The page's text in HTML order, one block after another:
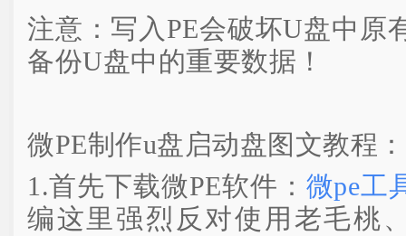
注意：写入PE会破坏U盘中原
备份U盘中的重要数据！
微PE制作u盘启动盘图文教程：
1.首先下载微PE软件： 微pe工
编这里强烈反对使用老毛桃